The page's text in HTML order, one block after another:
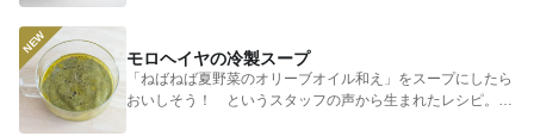
モロヘイヤの冷製スープ
「ねばねば夏野菜のオリーブオイル和え」をスープにしたら
おいしそう！ というスタッフの声から生まれたレシピ。つ